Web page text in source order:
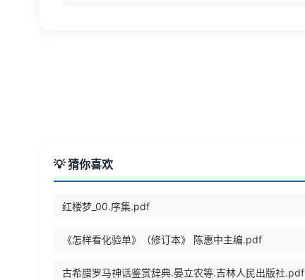
💡 猜你喜欢
红楼梦_00.序集.pdf
《怎样看化验单》（修订本》 陈惠中主编.pdf
古希腊罗马神话鉴赏辞典.晏立农等.吉林人民出版社.pdf